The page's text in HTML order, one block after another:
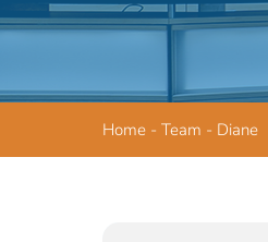
Home -Team - Diane